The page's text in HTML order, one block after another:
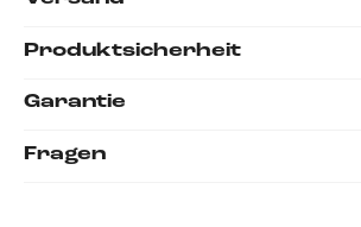
Produktsicherheit
Garantie
Fragen